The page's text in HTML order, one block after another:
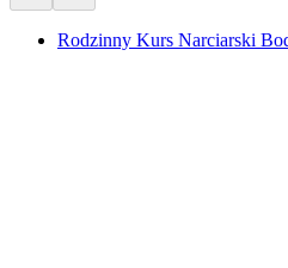
Rodzinny Kurs Narciarski